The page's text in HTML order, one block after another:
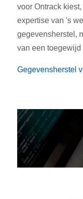
voor Ontrack
expertise van 's
gegevensherstel,
van een toegewijd
Gegevensherstel